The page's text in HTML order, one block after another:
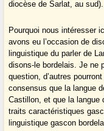
diocèse de Sarlat, au sud).
Pourquoi nous intéresser
avons eu l’occasion de
linguistique du parler de
disons-le bordelais. Je ne
question, d’autres
consensus que la langue
Castillon, et que la langue
traits caractéristiques
linguistique gascon